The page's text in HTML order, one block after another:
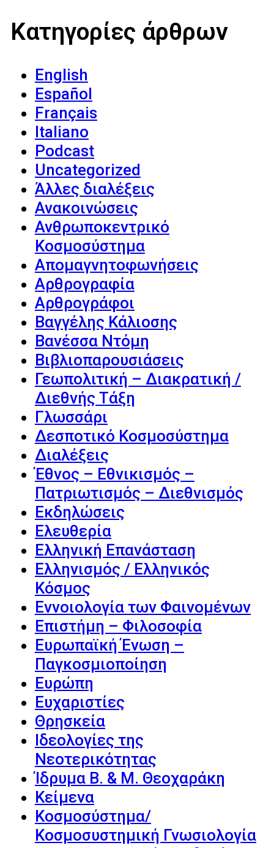
Κατηγορίες άρθρων
English
Español
Français
Italiano
Podcast
Uncategorized
Άλλες διαλέξεις
Ανακοινώσεις
Ανθρωποκεντρικό
Κοσμοσύστημα
Απομαγνητοφωνήσεις
Αρθρογραφία
Αρθρογράφοι
Βαγγέλης Κάλιοσης
Βανέσσα Ντόμη
Βιβλιοπαρουσιάσεις
Γεωπολιτική – Διακρατική /
Διεθνής Τάξη
Γλωσσάρι
Δεσποτικό Κοσμοσύστημα
Διαλέξεις
Έθνος – Εθνικισμός –
Πατριωτισμός – Διεθνισμός
Εκδηλώσεις
Ελευθερία
Ελληνική Επανάσταση
Ελληνισμός / Ελληνικός
Κόσμος
Εννοιολογία των Φαινομένων
Επιστήμη – Φιλοσοφία
Ευρωπαϊκή Ένωση –
Παγκοσμιοποίηση
Ευρώπη
Ευχαριστίες
Θρησκεία
Ιδεολογίες της
Νεοτερικότητας
Ίδρυμα Β. & Μ. Θεοχαράκη
Κείμενα
Κοσμοσύστημα/
Κοσμοσυστημική Γνωσιολογία